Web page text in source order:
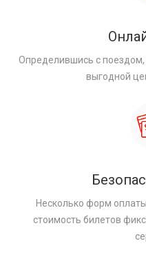
Определившись с
выгодной
Несколько форм
стоимость билетов